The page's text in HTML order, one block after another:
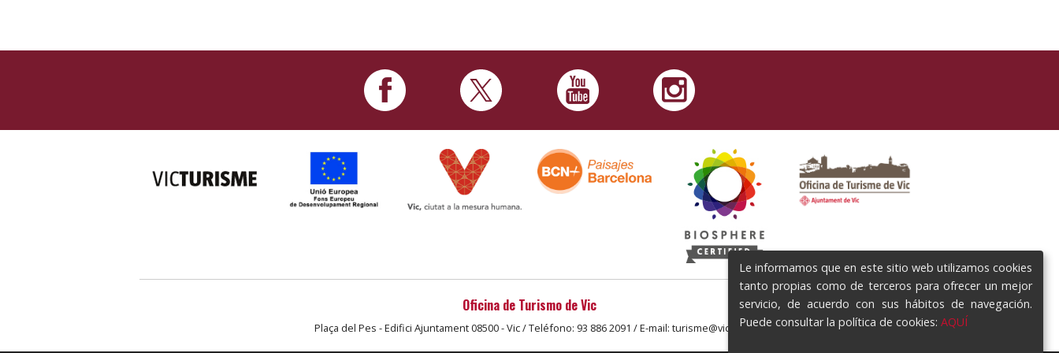
Oficina de Turismo de Vic
Plaça del Pes - Edifici Ajuntament 08500 - Vic / Teléfono: 93 886 2091 / E-mail: turisme@vic.cat
Le informamos que en este sitio web utilizamos cookies
tanto propias como de terceros para ofrecer un mejor
servicio, de acuerdo con sus hábitos de navegación.
Puede consultar la política de cookies: AQUÍ